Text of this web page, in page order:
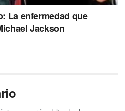
La enfermedad que
Jackson